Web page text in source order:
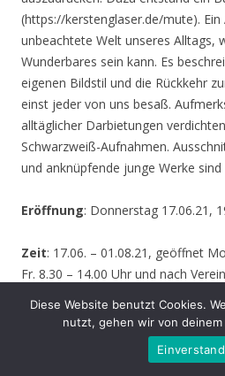
(https://kerstenglaser.de/mute). Ein
unbeachtete Welt unseres Alltags,
Wunderbares sein kann. Es
eigenen Bildstil und die Rückkehr
einst jeder von uns besaß.
alltäglicher Darbietungen
Schwarzweiß-Aufnahmen.
und anknüpfende junge Werke
Eröffnung: Donnerstag 17.06.21,
Zeit: 17.06. – 01.08.21, geöffnet
Fr. 8.30 – 14.00 Uhr und nach
behindert werden – bitte
Besuch sicherheitshalber bei uns!)
Diese Website benutzt Cookies.
nutzt, gehen wir von deinem